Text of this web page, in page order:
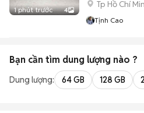
1 phút trước 4
Tp Hồ Chí
Tịnh Cao
Bạn cần tìm dung lượng nào ?
Dung lượng: 64 GB 128 GB